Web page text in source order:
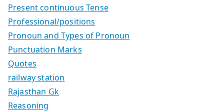
Present continuous Tense
Professional/positions
Pronoun and Types of Pronoun
Punctuation Marks
Quotes
railway station
Rajasthan Gk
Reasoning